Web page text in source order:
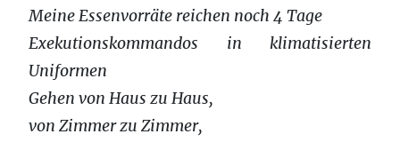
Meine Essenvorräte reichen noch 4 Tage
Exekutionskommandos in klimatisierten
Uniformen
Gehen von Haus zu Haus,
von Zimmer zu Zimmer,